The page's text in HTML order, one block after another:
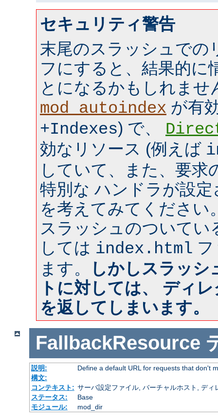
セキュリティ警告
末尾のスラッシュでの
フにすると、結果的に
とになるかもしれませ
mod_autoindex が有
+Indexes) で、
効なリソース (例えば
していて、また、要求
特別な ハンドラが設
を考えてみてください
スラッシュのついてい
しては index.html
ます。
しかしスラッシ
トに対しては、 ディ
を返してしまいます。
FallbackResource
説明:
Define a default URL for requests that don't
構文:
コンテキスト: サーバ設定ファイル, バーチャルホスト, ディ
ステータス:
Base
モジュール:
mod_dir